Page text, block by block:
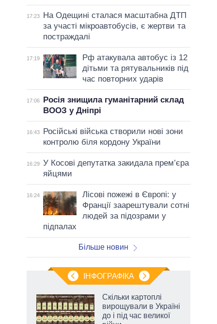
17:23
На Одещині сталася масштабна ДТП
за участі мікроавтобусів, є жертви та
постраждалі
17:19
Рф атакувала автобус із 12
дітьми та рятувальників під
час повторних ударів
17:06
Росія знищила гуманітарний склад
ВООЗ у Дніпрі
16:43
Російські війська створили нові зони
контролю біля кордону України
16:29 У Косові депутатка закидала прем’єра
яйцями
16:24
Лісові пожежі в Європі: у
Франції заарештували сотні
людей за підозрами у
підпалах
Більше новин
ІНФОГРАФІКА
Скільки картоплі
вирощували в Україні
до і під час великої